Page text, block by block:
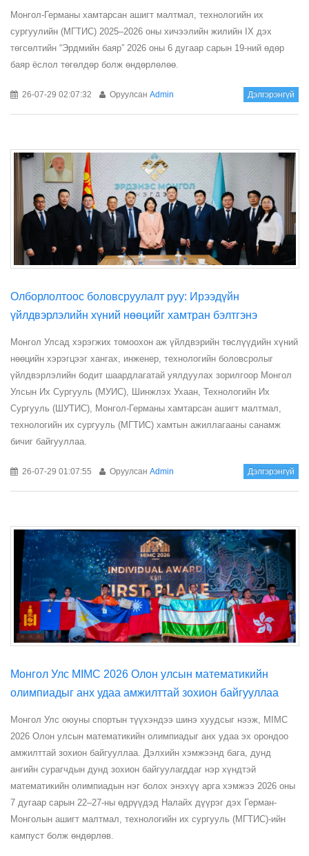
Монгол-Германы хамтарсан ашигт малтмал, технологийн их
сургуулийн (МГТИС) 2025–2026 оны хичээлийн жилийн IX дэх
төгсөлтийн “Эрдмийн баяр” 2026 оны 6 дугаар сарын 19-ний өдөр
баяр ёслол төгөлдөр болж өндөрлөлөө.
26-07-29 02:07:32 Оруулсан Admin Дэлгэрэнгүй
Олборлолтоос боловсруулалт руу: Ирээдүйн
үйлдвэрлэлийн хүний нөөцийг хамтран бэлтгэнэ
Монгол Улсад хэрэгжих томоохон аж үйлдвэрийн төслүүдийн хүний
нөөцийн хэрэгцээг хангах, инженер, технологийн боловсролыг
үйлдвэрлэлийн бодит шаардлагатай уялдуулах зорилгоор Монгол
Улсын Их Сургууль (МУИС), Шинжлэх Ухаан, Технологийн Их
Сургууль (ШУТИС), Монгол-Германы хамтарсан ашигт малтмал,
технологийн их сургууль (МГТИС) хамтын ажиллагааны санамж
бичиг байгууллаа.
26-07-29 01:07:55 Оруулсан Admin Дэлгэрэнгүй
Монгол Улс MIMC 2026 Олон улсын математикийн
олимпиадыг анх удаа амжилттай зохион байгууллаа
Монгол Улс оюуны спортын түүхэндээ шинэ хуудсыг нээж, MIMC
2026 Олон улсын математикийн олимпиадыг анх удаа эх орондоо
амжилттай зохион байгууллаа. Дэлхийн хэмжээнд бага, дунд
ангийн сурагчдын дунд зохион байгуулагддаг нэр хүндтэй
математикийн олимпиадын нэг болох энэхүү арга хэмжээ 2026 оны
7 дугаар сарын 22–27-ны өдрүүдэд Налайх дүүрэг дэх Герман-
Монголын ашигт малтмал, технологийн их сургууль (МГТИС)-ийн
кампуст болж өндөрлөв.